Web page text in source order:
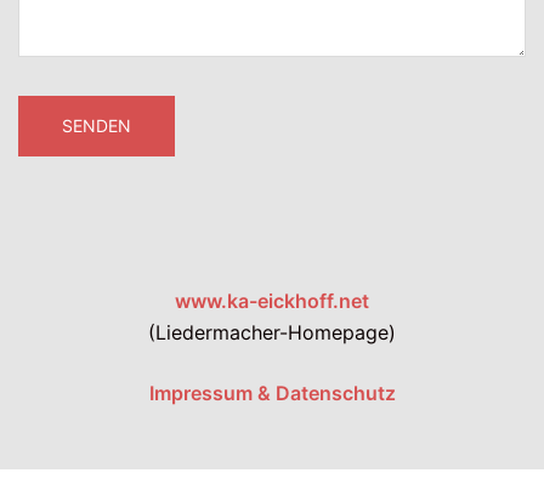
www.ka-eickhoff.net
(Liedermacher-Homepage)
Impressum & Datenschutz